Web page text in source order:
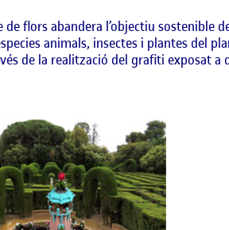
de flors abandera l’objectiu
animals, insectes i plantes del
de la realització del grafiti exposat a